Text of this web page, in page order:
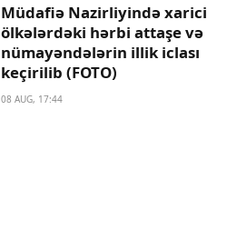
Müdafiə Nazirliyində xarici
ölkələrdəki hərbi attaşe və
nümayəndələrin illik iclası
keçirilib (FOTO)
08 AUG, 17:44